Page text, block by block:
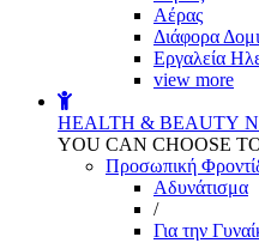
Αέρας
Διάφορα
Εργαλεία
view more
HEALTH & BEAUTY
YOU CAN CHOOSE
Προσωπική
Αδυνάτισμα
/
Για την